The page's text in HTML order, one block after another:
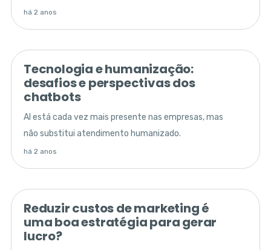
há 2 anos
Tecnologia e humanização:
desafios e perspectivas dos
chatbots
AI está cada vez mais presente nas empresas, mas
não substitui atendimento humanizado.
há 2 anos
Reduzir custos de marketing é
uma boa estratégia para gerar
lucro?